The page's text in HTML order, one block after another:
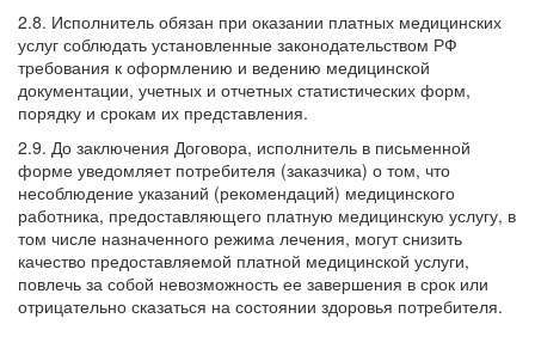
2.8. Исполнитель обязан при оказании платных медицинских
услуг соблюдать установленные законодательством РФ
требования к оформлению и ведению медицинской
документации, учетных и отчетных статистических форм,
порядку и срокам их представления.
2.9. До заключения Договора, исполнитель в письменной
форме уведомляет потребителя (заказчика) о том, что
несоблюдение указаний (рекомендаций) медицинского
работника, предоставляющего платную медицинскую услугу, в
том числе назначенного режима лечения, могут снизить
качество предоставляемой платной медицинской услуги,
повлечь за собой невозможность ее завершения в срок или
отрицательно сказаться на состоянии здоровья потребителя.